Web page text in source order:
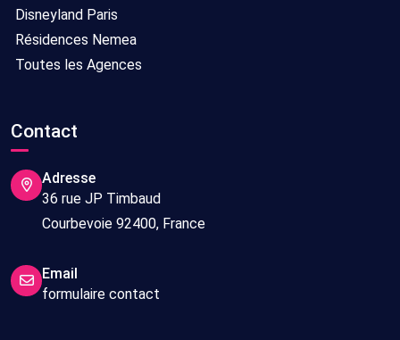
Disneyland Paris
Résidences Nemea
Toutes les Agences
Contact
Adresse
36 rue JP Timbaud
Courbevoie 92400, France
Email
formulaire contact